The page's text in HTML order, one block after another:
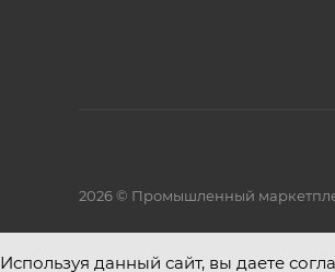
2026 © Промышленный
Используя данный сайт, вы даете